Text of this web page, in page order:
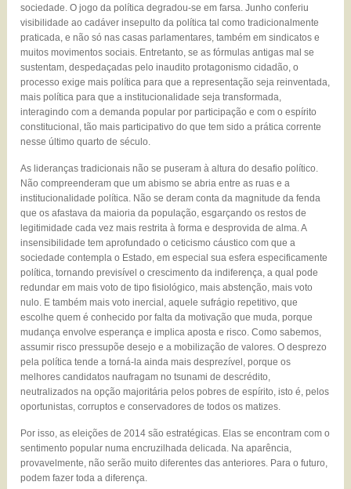
sociedade. O jogo da política degradou-se em farsa. Junho conferiu
visibilidade ao cadáver insepulto da política tal como tradicionalmente
praticada, e não só nas casas parlamentares, também em sindicatos e
muitos movimentos sociais. Entretanto, se as fórmulas antigas mal se
sustentam, despedaçadas pelo inaudito protagonismo cidadão, o
processo exige mais política para que a representação seja reinventada,
mais política para que a institucionalidade seja transformada,
interagindo com a demanda popular por participação e com o espírito
constitucional, tão mais participativo do que tem sido a prática corrente
nesse último quarto de século.
As lideranças tradicionais não se puseram à altura do desafio político.
Não compreenderam que um abismo se abria entre as ruas e a
institucionalidade política. Não se deram conta da magnitude da fenda
que os afastava da maioria da população, esgarçando os restos de
legitimidade cada vez mais restrita à forma e desprovida de alma. A
insensibilidade tem aprofundado o ceticismo cáustico com que a
sociedade contempla o Estado, em especial sua esfera especificamente
política, tornando previsível o crescimento da indiferença, a qual pode
redundar em mais voto de tipo fisiológico, mais abstenção, mais voto
nulo. E também mais voto inercial, aquele sufrágio repetitivo, que
escolhe quem é conhecido por falta da motivação que muda, porque
mudança envolve esperança e implica aposta e risco. Como sabemos,
assumir risco pressupõe desejo e a mobilização de valores. O desprezo
pela política tende a torná-la ainda mais desprezível, porque os
melhores candidatos naufragam no tsunami de descrédito,
neutralizados na opção majoritária pelos pobres de espírito, isto é, pelos
oportunistas, corruptos e conservadores de todos os matizes.
Por isso, as eleições de 2014 são estratégicas. Elas se encontram com o
sentimento popular numa encruzilhada delicada. Na aparência,
provavelmente, não serão muito diferentes das anteriores. Para o futuro,
podem fazer toda a diferença.